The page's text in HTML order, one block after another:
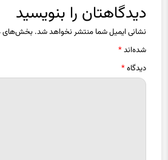
دیدگاهتان را بنویسید
نشانی ایمیل شما منتشر نخواهد شد. بخش‌های
شده‌اند*
دیدگاه*